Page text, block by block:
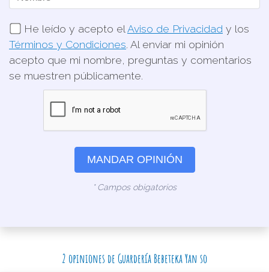
He leído y acepto el Aviso de Privacidad y los
Términos y Condiciones. Al enviar mi opinión
acepto que mi nombre, preguntas y comentarios
se muestren públicamente.
MANDAR OPINIÓN
* Campos obigatorios
2 opiniones de Guardería Bebeteka Yan so